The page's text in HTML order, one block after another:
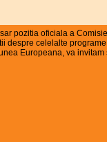
pozitia oficiala a
despre celelalte
Europeana, va